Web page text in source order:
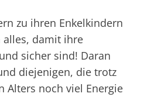
zu ihren Enkelkindern
alles, damit ihre
sicher sind! Daran
diejenigen, die trotz
Alters noch viel Energie